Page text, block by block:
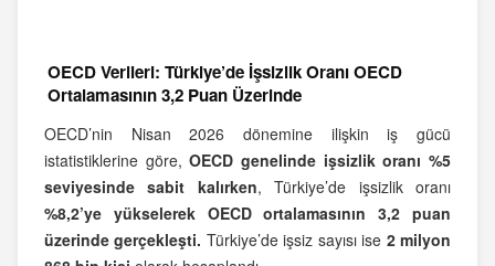
OECD Verileri: Türkiye’de İşsizlik Oranı OECD
Ortalamasının 3,2 Puan Üzerinde
OECD’nin Nisan 2026 dönemine ilişkin iş gücü
istatistiklerine göre,OECD genelinde işsizlik oranı %5
seviyesinde sabit kalırken, Türkiye’de işsizlik oranı
%8,2’ye yükselerek OECD ortalamasının 3,2 puan
üzerinde gerçekleşti. Türkiye’de işsiz sayısı ise 2 milyon